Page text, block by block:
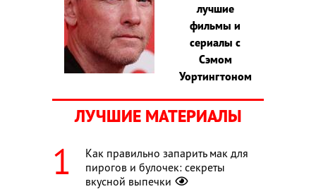
лучшие
фильмы и
сериалы с
Сэмом
Уортингтоном
ЛУЧШИЕ МАТЕРИАЛЫ
Как правильно запарить мак для
пирогов и булочек: секреты
вкусной выпечки